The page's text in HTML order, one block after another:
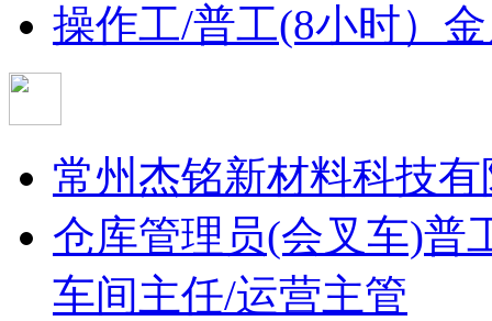
操作工/普工(8小时）
常州杰铭新材料科技
仓库管理员(会叉车)普
车间主任/运营主管